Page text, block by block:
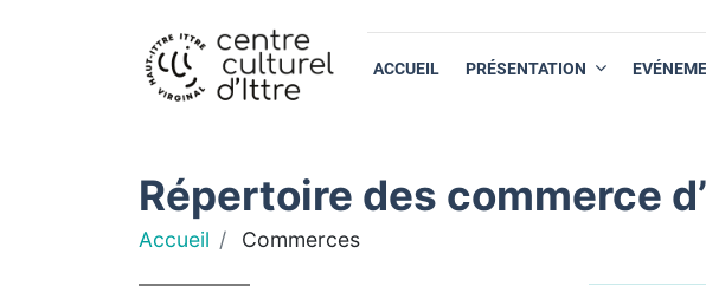
ACCUEIL PRÉSENTATION
Répertoire des commerce
Accueil Commerces